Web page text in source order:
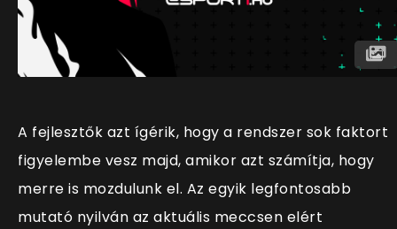
A fejlesztők azt ígérik, hogy a rendszer sok faktort
figyelembe vesz majd, amikor azt számítja, hogy
merre is mozdulunk el. Az egyik legfontosabb
mutató nyilván az aktuális meccsen elért